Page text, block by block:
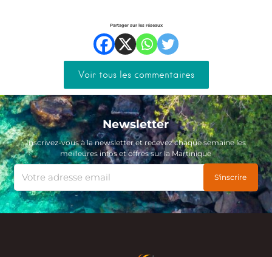
Partager sur les réseaux
Voir tous les commentaires
Newsletter
Inscrivez-vous à la newsletter et recevez chaque semaine les
meilleures infos et offres sur la Martinique